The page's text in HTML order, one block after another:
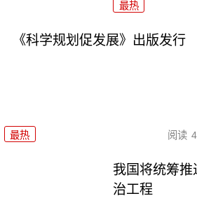
最热
《科学规划促发展》出版发行
最热 阅读
我国将统筹
治工程